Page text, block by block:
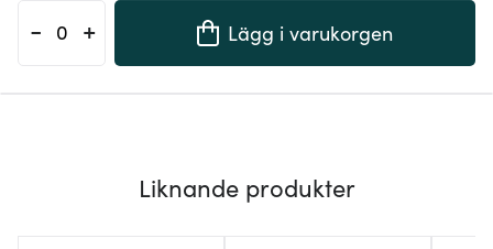
- + Lägg i varukorgen
Liknande produkter